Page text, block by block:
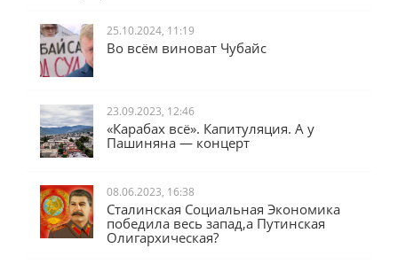
25.10.2024, 11:19
Во всём виноват Чубайс
23.09.2023, 12:46
«Карабах всё». Капитуляция. А у
Пашиняна — концерт
08.06.2023, 16:38
Сталинская Социальная Экономика
победила весь запад,а Путинская
Олигархическая?